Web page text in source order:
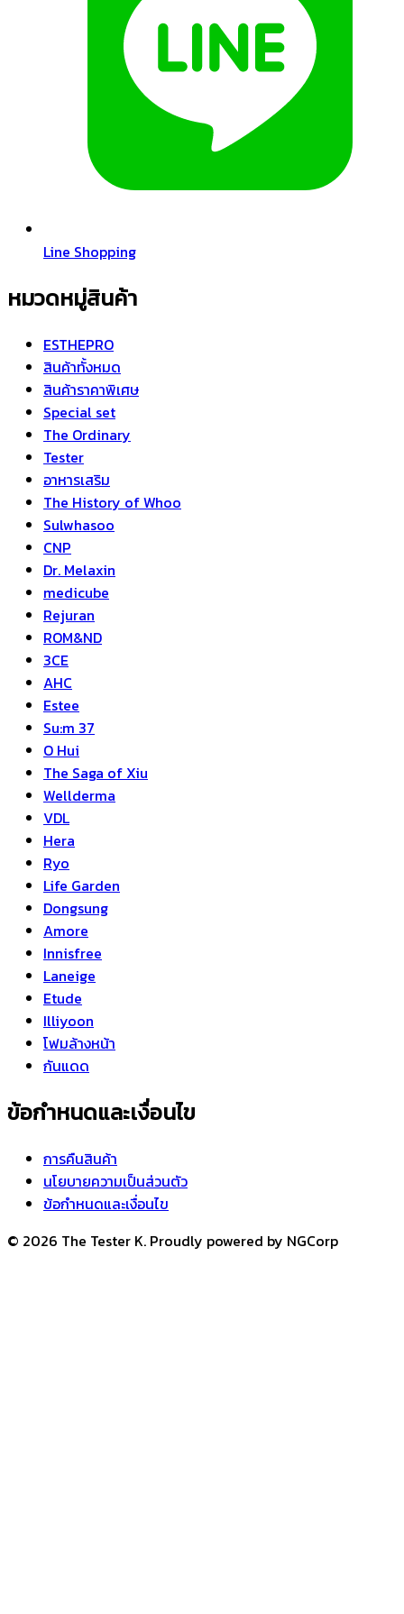
Line Shopping
หมวดหมู่สินค้า
ESTHEPRO
สินค้าทั้งหมด
สินค้าราคาพิเศษ
Special set
The Ordinary
Tester
อาหารเสริม
The History of Whoo
Sulwhasoo
CNP
Dr. Melaxin
medicube
Rejuran
ROM&ND
3CE
AHC
Estee
Su:m 37
O Hui
The Saga of Xiu
Wellderma
VDL
Hera
Ryo
Life Garden
Dongsung
Amore
Innisfree
Laneige
Etude
Illiyoon
โฟมล้างหน้า
กันแดด
ข้อกำหนดและเงื่อนไข
การคืนสินค้า
นโยบายความเป็นส่วนตัว
ข้อกำหนดและเงื่อนไข
© 2026 The Tester K. Proudly powered by NGCorp